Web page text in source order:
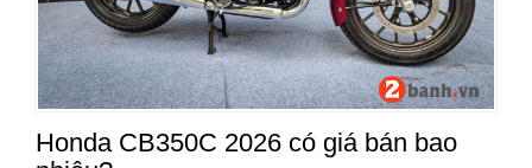
Honda CB350C 2026 có giá bán bao